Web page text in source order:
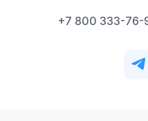
+7 800 333-76-